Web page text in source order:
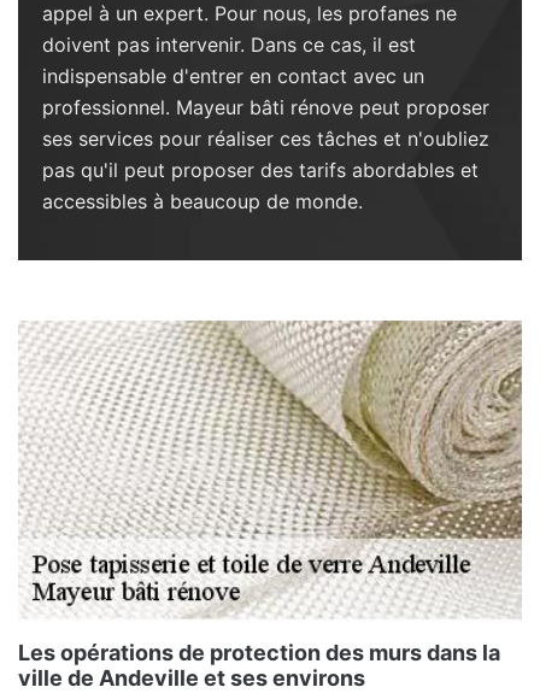
appel à un expert. Pour nous, les profanes ne
doivent pas intervenir. Dans ce cas, il est
indispensable d'entrer en contact avec un
professionnel. Mayeur bâti rénove peut proposer
ses services pour réaliser ces tâches et n'oubliez
pas qu'il peut proposer des tarifs abordables et
accessibles à beaucoup de monde.
Les opérations de protection des murs dans la
ville de Andeville et ses environs